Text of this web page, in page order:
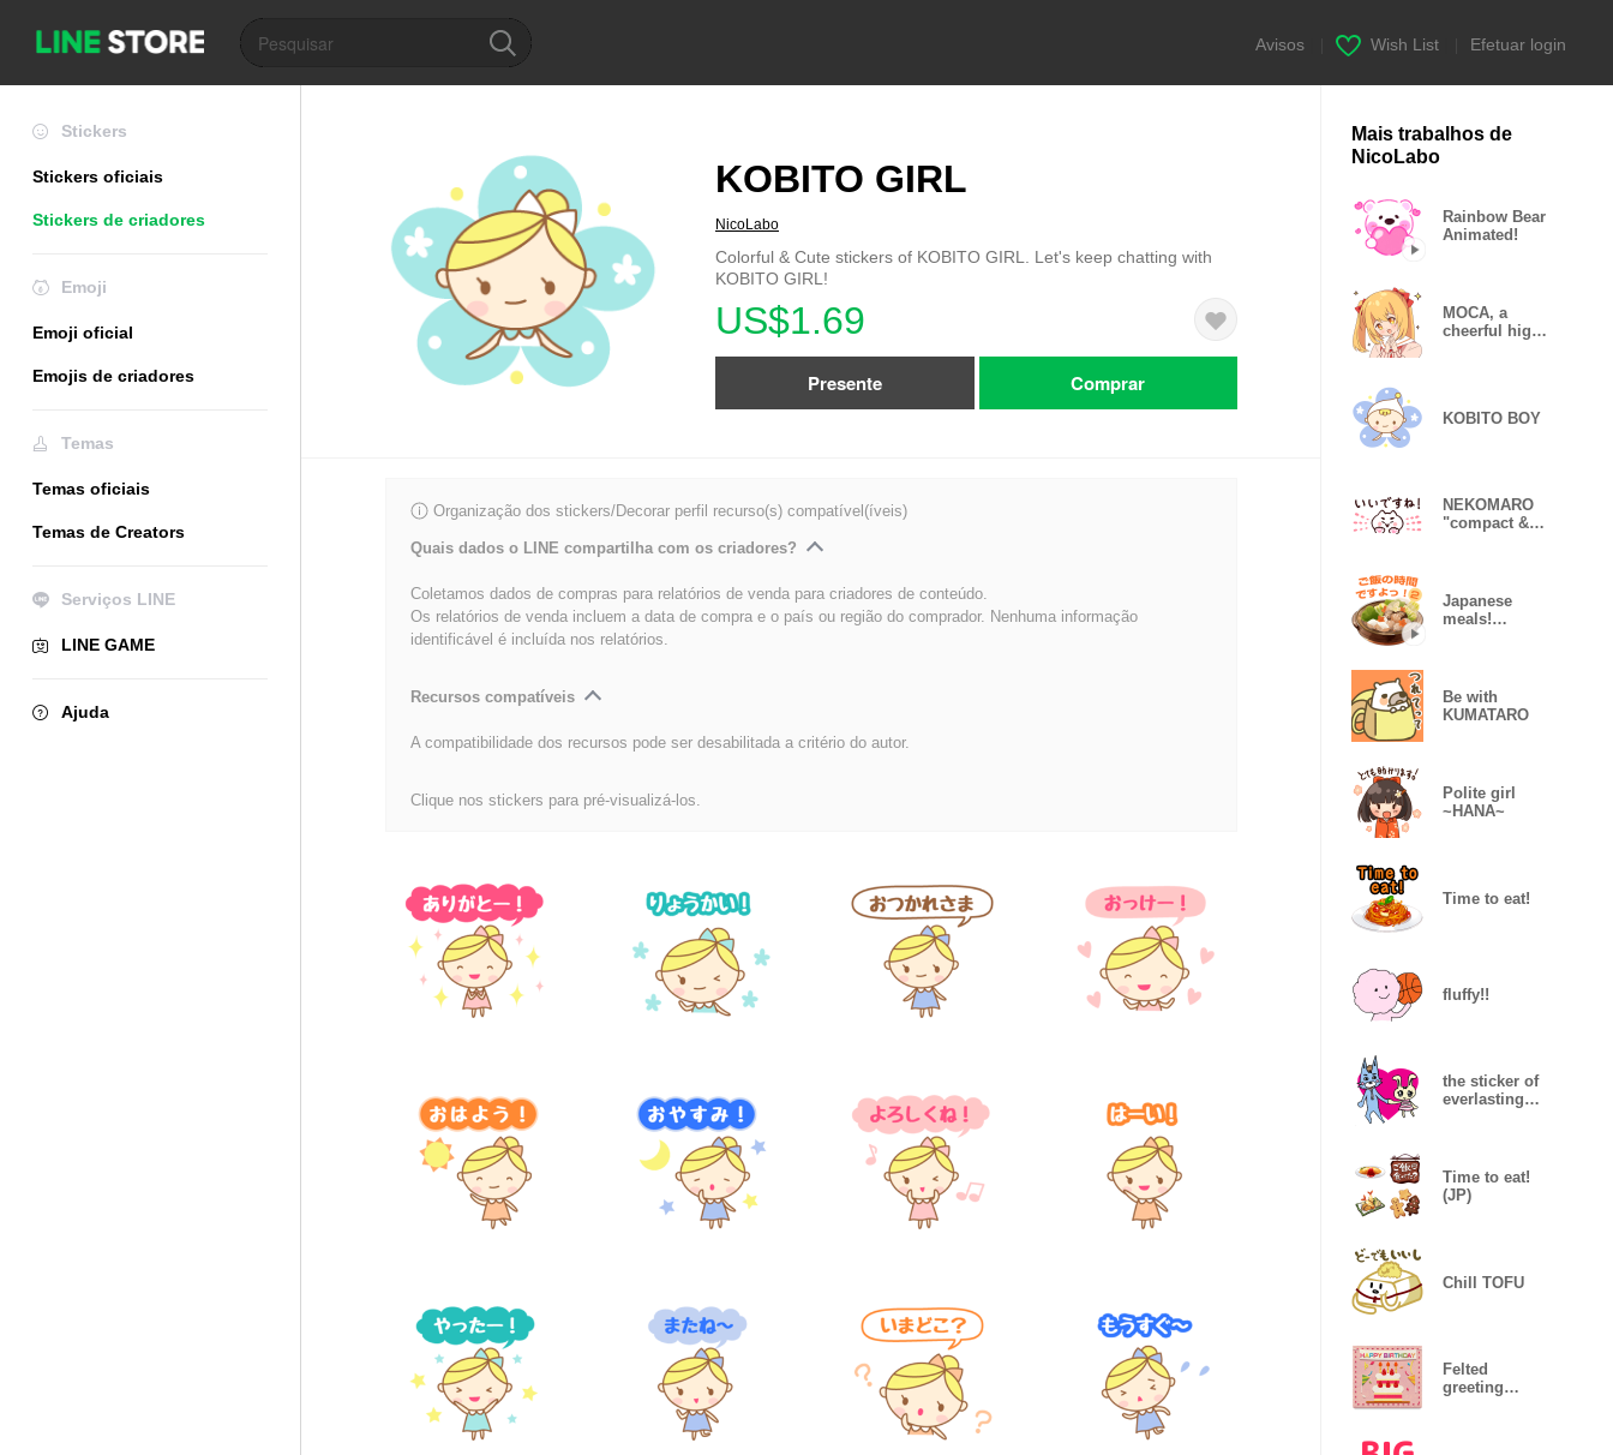
Avisos Wish List Efetuar login
Stickers
Stickers oficiais
Stickers de criadores
Emoji
Emoji oficial
Emojis de criadores
Temas
Temas oficiais
Temas de Creators
Serviços LINE
LINE GAME
Ajuda
KOBITO GIRL
NicoLabo
Colorful & Cute stickers of KOBITO GIRL. Let's keep chatting with
KOBITO GIRL!
US$1.69
Presente Comprar
Organização dos stickers/Decorar perfil recurso(s) compatível(íveis)
Quais dados o LINE compartilha com os criadores?
Coletamos dados de compras para relatórios de venda para criadores de conteúdo.
Os relatórios de venda incluem a data de compra e o país ou região do comprador. Nenhuma informação
identificável é incluída nos relatórios.
Recursos compatíveis
A compatibilidade dos recursos pode ser desabilitada a critério do autor.
Clique nos stickers para pré-visualizá-los.
Mais trabalhos de
NicoLabo
Rainbow Bear
Animated!
MOCA, a
cheerful high
KOBITO BOY
NEKOMARO
"compact &
Japanese
meals!
Be with
KUMATARO
Polite girl
~HANA~
Time to eat!
fluffy!!
the sticker of
everlasting
Time to eat!
(JP)
Chill TOFU
Felted
greeting